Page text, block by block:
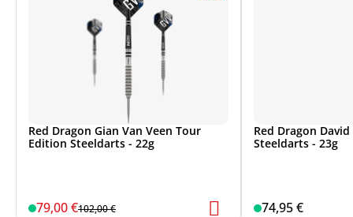
Red Dragon Gian Van Veen Tour
Edition Steeldarts - 22g
79,00 €102,00 €
Red Dragon
Steeldarts - 23g
74,95 €